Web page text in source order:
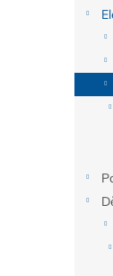
a
n